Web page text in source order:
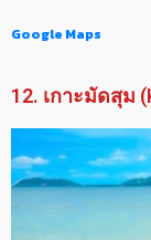
Google Maps
12. เกาะมัดสุม